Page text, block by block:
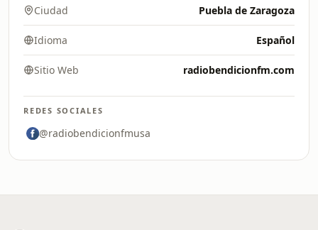
Ciudad Puebla de Zaragoza
Idioma Español
Sitio Web radiobendicionfm.com
REDES SOCIALES
@radiobendicionfmusa